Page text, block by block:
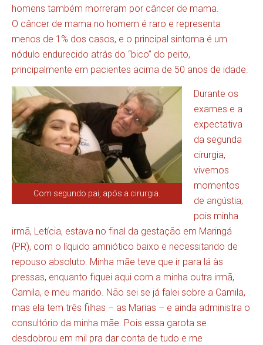
homens também morreram por câncer de mama.
O câncer de mama no homem é raro e representa
menos de 1% dos casos, e o principal sintoma é um
nódulo endurecido atrás do “bico” do peito,
principalmente em pacientes acima de 50 anos de idade.
Com segundo pai, após a cirurgia.
Durante os
exames e a
expectativa
da segunda
cirurgia,
vivemos
momentos
de angústia,
pois minha
irmã, Letícia, estava no final da gestação em Maringá
(PR), com o líquido amniótico baixo e necessitando de
repouso absoluto. Minha mãe teve que ir para lá às
pressas, enquanto fiquei aqui com a minha outra irmã,
Camila, e meu marido. Não sei se já falei sobre a Camila,
mas ela tem três filhas – as Marias – e ainda administra o
consultório da minha mãe. Pois essa garota se
desdobrou em mil pra dar conta de tudo e me